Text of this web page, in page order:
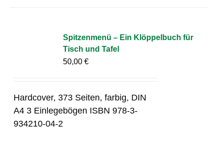
Spitzenmenü – Ein Klöppelbuch für
Tisch und Tafel
50,00€
Hardcover, 373 Seiten, farbig, DIN
A4 3 Einlegebögen ISBN 978-3-
934210-04-2